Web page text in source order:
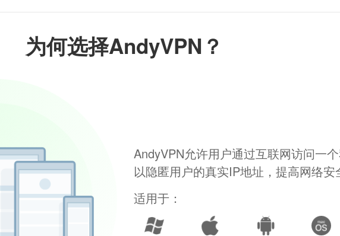
为何选择AndyVPN？
AndyVPN允许用户通过互联网访问一
以隐匿用户的真实IP地址，提高网络安
适用于：